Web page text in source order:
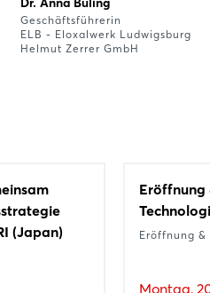
Geschäftsführerin
ELB - Eloxalwerk Ludwigsburg
Helmut Zerrer GmbH
(Japan)
Eröffnung
Eröffnung
Montag,